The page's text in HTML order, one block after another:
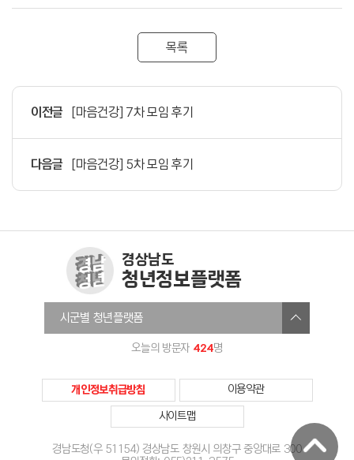
목록
이전글 [마음건강] 7차 모임 후기
다음글 [마음건강] 5차 모임 후기
경상남도
청년정보플랫폼
개인정보취급방침 이용약관
사이트맵
경남도청(우 51154) 경상남도 창원시 의창구 중앙대로 300
창원청년정보플랫폼
진주시청년온라인플랫폼
김해청년다움
거제YOUTH청년정보플랫폼
시군별 청년플랫폼
오늘의 방문자 424명